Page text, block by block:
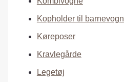
Kopholder til barnevogn
Køreposer
Kravlegårde
Legetøj